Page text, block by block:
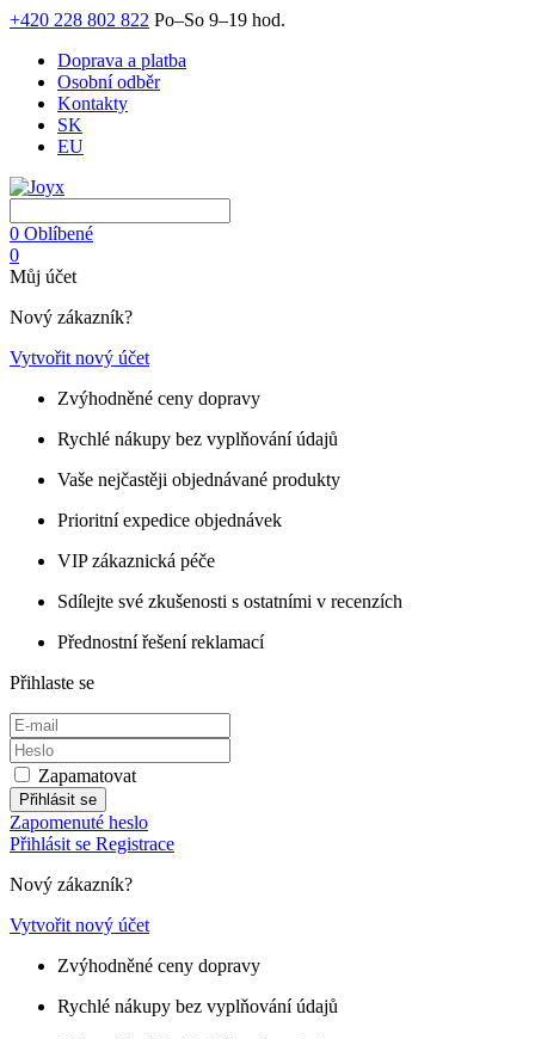
+420 228 802 822 Po–So 9–19 hod.
Doprava a platba
Osobní odběr
Kontakty
SK
EU
0 Oblíbené
0
Můj účet
Nový zákazník?
Vytvořit nový účet
Zvýhodněné ceny dopravy
Rychlé nákupy bez vyplňování údajů
Vaše nejčastěji objednávané produkty
Prioritní expedice objednávek
VIP zákaznická péče
Sdílejte své zkušenosti s ostatními v recenzích
Přednostní řešení reklamací
Přihlaste se
Zapamatovat
Přihlásit se
Zapomenuté heslo
Přihlásit se Registrace
Nový zákazník?
Vytvořit nový účet
Zvýhodněné ceny dopravy
Rychlé nákupy bez vyplňování údajů